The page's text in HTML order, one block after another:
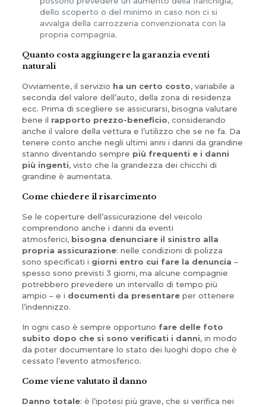
dello scoperto o del minimo in caso non ci si
avvalga della carrozzeria convenzionata con la
propria compagnia.
Quanto costa aggiungere la garanzia eventi
naturali
Ovviamente, il servizio ha un certo costo, variabile a
seconda del valore dell’auto, della zona di residenza
ecc. Prima di scegliere se assicurarsi, bisogna valutare
bene il rapporto prezzo-beneficio, considerando
anche il valore della vettura e l’utilizzo che se ne fa. Da
tenere conto anche negli ultimi anni i danni da grandine
stanno diventando sempre più frequenti e i danni
più ingenti, visto che la grandezza dei chicchi di
grandine è aumentata.
Come chiedere il risarcimento
Se le coperture dell’assicurazione del veicolo
comprendono anche i danni da eventi
atmosferici, bisogna denunciare il sinistro alla
propria assicurazione: nelle condizioni di polizza
sono specificati i giorni entro cui fare la denuncia –
spesso sono previsti 3 giorni, ma alcune compagnie
potrebbero prevedere un intervallo di tempo più
ampio – e i documenti da presentareper ottenere
l’indennizzo.
In ogni caso è sempre opportuno fare delle foto
subito dopo che si sono verificati i danni, in modo
da poter documentare lo stato dei luoghi dopo che è
cessato l’evento atmosferico.
Come viene valutato il danno
Danno totale: è l’ipotesi più grave, che si verifica nei